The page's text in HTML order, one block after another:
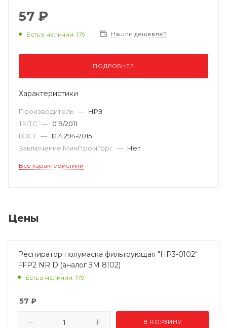
57 ₽
Есть в наличии: 179 Нашли дешевле?
ПОДРОБНЕЕ
Характеристики
Производитель — НРЗ
ТР/ТС — 019/2011
ГОСТ — 12.4.294-2015
Заключение МинПромТорг — Нет
Все характеристики
Цены
Респиратор полумаска фильтрующая "НР3-0102"
FFP2 NR D (аналог ЗМ 8102)
Есть в наличии: 179
57 ₽
В КОРЗИНУ